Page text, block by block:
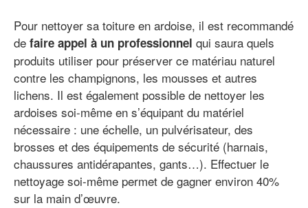
Pour nettoyer sa toiture en ardoise, il est recommandé
de faire appel à un professionnel qui saura quels
produits utiliser pour préserver ce matériau naturel
contre les champignons, les mousses et autres
lichens. Il est également possible de nettoyer les
ardoises soi-même en s’équipant du matériel
nécessaire : une échelle, un pulvérisateur, des
brosses et des équipements de sécurité (harnais,
chaussures antidérapantes, gants…). Effectuer le
nettoyage soi-même permet de gagner environ 40%
sur la main d’œuvre.